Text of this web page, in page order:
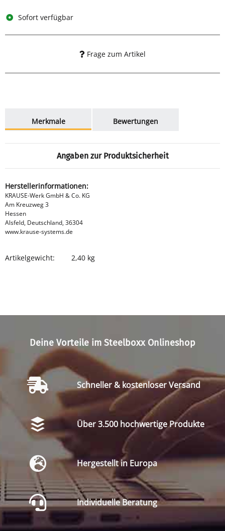
Sofort verfügbar
Frage zum Artikel
Merkmale
Bewertungen
Angaben zur Produktsicherheit
Herstellerinformationen:
KRAUSE-Werk GmbH & Co. KG
Am Kreuzweg 3
Hessen
Alsfeld, Deutschland, 36304
www.krause-systems.de
Produkteigenschaft
Wert
Artikelgewicht: 2,40 kg
Deine Vorteile im Steelboxx Onlineshop
Schneller & kostenloser Versand
Über 3.500 hochwertige Produkte
Hergestellt in Europa
Individuelle Beratung